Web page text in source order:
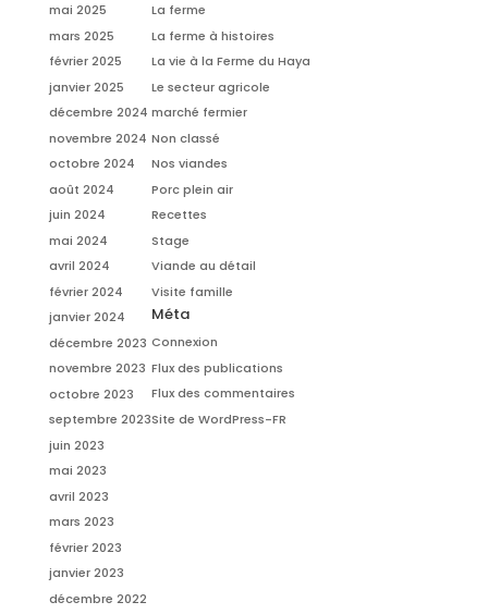
mai 2025
mars 2025
février 2025
janvier 2025
décembre 2024
novembre 2024
octobre 2024
août 2024
juin 2024
mai 2024
avril 2024
février 2024
janvier 2024
décembre 2023
novembre 2023
octobre 2023
septembre 2023
juin 2023
mai 2023
avril 2023
mars 2023
février 2023
janvier 2023
décembre 2022
La ferme
La ferme à histoires
La vie à la Ferme du Haya
Le secteur agricole
marché fermier
Non classé
Nos viandes
Porc plein air
Recettes
Stage
Viande au détail
Visite famille
Méta
Connexion
Flux des publications
Flux des commentaires
Site de WordPress-FR